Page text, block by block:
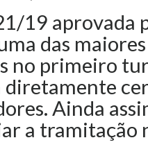
19 aprovada
das
no primeiro
diretamente
Ainda
a tramitação